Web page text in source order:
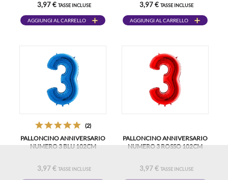
3,97 € TASSE INCLUSE
AGGIUNGI AL CARRELLO
3,97 € TASSE INCLUSE
AGGIUNGI AL CARRELLO
(2)
PALLONCINO ANNIVERSARIO
NUMERO 3 BLU 102CM
3,97 € TASSE INCLUSE
PALLONCINO ANNIVERSARIO
NUMERO 3 ROSSO 102CM
3,97 € TASSE INCLUSE